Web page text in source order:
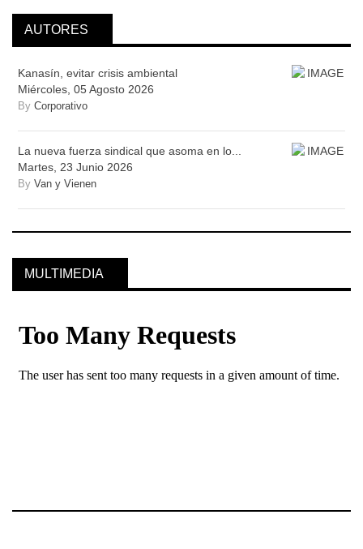
AUTORES
Kanasín, evitar crisis ambiental
Miércoles, 05 Agosto 2026
By Corporativo
La nueva fuerza sindical que asoma en lo...
Martes, 23 Junio 2026
By Van y Vienen
MULTIMEDIA